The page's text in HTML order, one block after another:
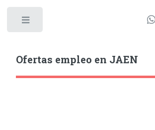
Ofertas empleo en JAEN